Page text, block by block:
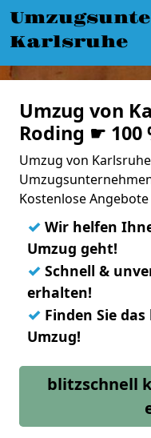
Karlsruhe
Umzug von
Roding ☛ 100
Umzug von
Kostenlose
✓ Wir helfen
Umzug geht!
✓ Schnell &
erhalten!
✓ Finden Sie
Umzug!
blitzschnell